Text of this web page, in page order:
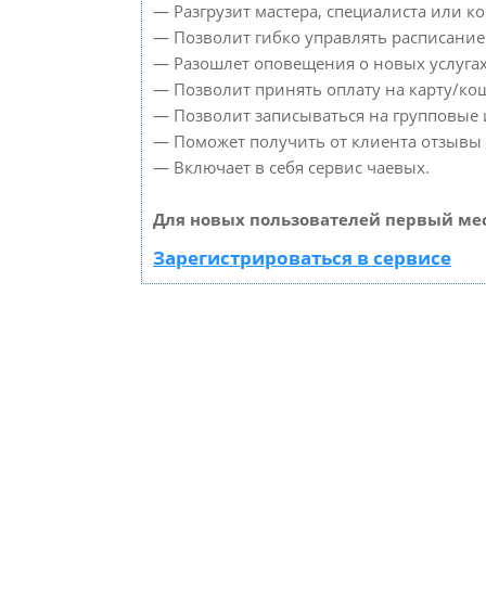
— Разгрузит мастера, специалиста или
— Позволит гибко управлять
— Разошлет оповещения о новых
— Позволит принять оплату на карту/
— Позволит записываться на
— Поможет получить от клиента отзывы
— Включает в себя сервис чаевых.
Для новых пользователей первый
Зарегистрироваться в сервисе